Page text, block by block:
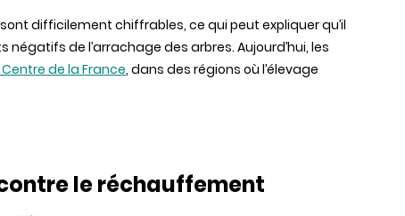
difficilement chiffrables, ce qui peut expliquer qu’il
de l’arrachage des arbres. Aujourd’hui, les
de la France, dans des régions où l’élevage
le réchauffement